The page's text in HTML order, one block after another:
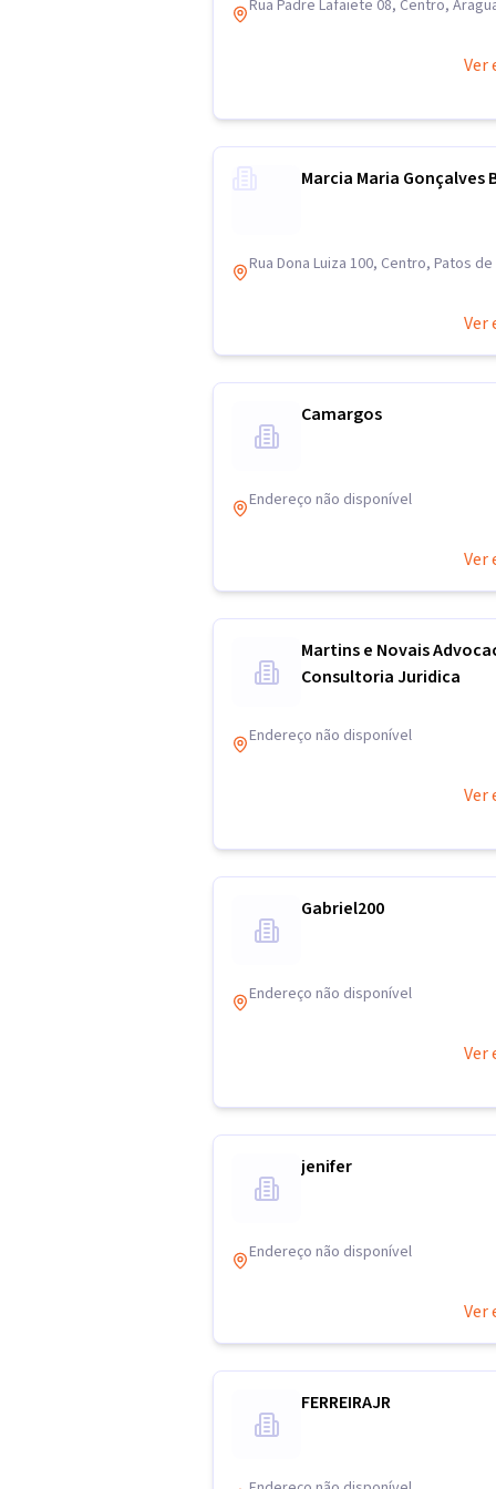
Rua Padre Lafaiete 08, Centro,
Ver
Marcia Maria Gonçalves
Rua Dona Luiza 100, Centro, Patos de
Ver
Camargos
Endereço não disponível
Ver
Martins e Novais
Consultoria Juridica
Endereço não disponível
Ver
Gabriel200
Endereço não disponível
Ver
jenifer
Endereço não disponível
Ver
FERREIRAJR